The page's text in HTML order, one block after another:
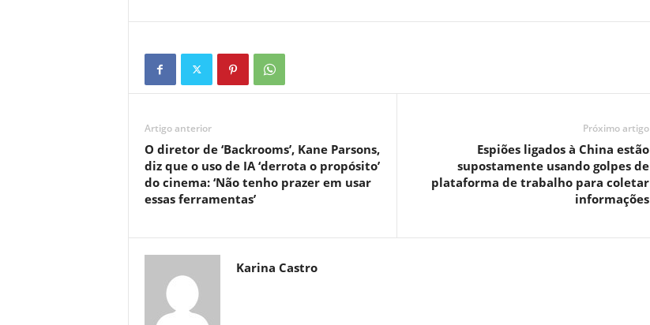
Artigo anterior
O diretor de ‘Backrooms’, Kane Parsons,
diz que o uso de IA ‘derrota o propósito’
do cinema: ‘Não tenho prazer em usar
essas ferramentas’
Próximo artigo
Espiões ligados à China estão
supostamente usando golpes de
plataforma de trabalho para coletar
informações
Karina Castro